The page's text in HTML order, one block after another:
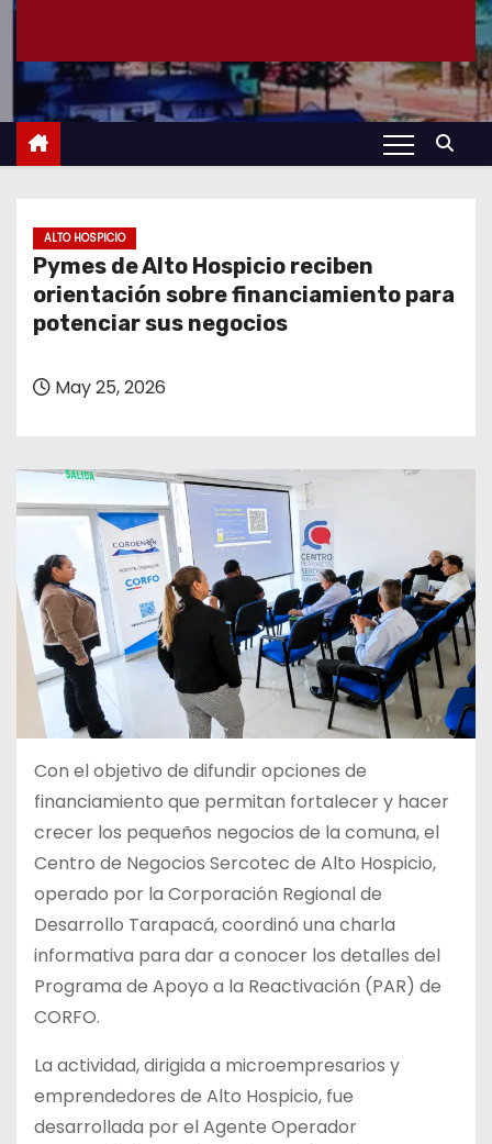
ALTO HOSPICIO
Pymes de Alto Hospicio reciben
orientación sobre financiamiento para
potenciar sus negocios
May 25, 2026
Con el objetivo de difundir opciones de
financiamiento que permitan fortalecer y hacer
crecer los pequeños negocios de la comuna, el
Centro de Negocios Sercotec de Alto Hospicio,
operado por la Corporación Regional de
Desarrollo Tarapacá, coordinó una charla
informativa para dar a conocer los detalles del
Programa de Apoyo a la Reactivación (PAR) de
CORFO.
La actividad, dirigida a microempresarios y
emprendedores de Alto Hospicio, fue
desarrollada por el Agente Operador